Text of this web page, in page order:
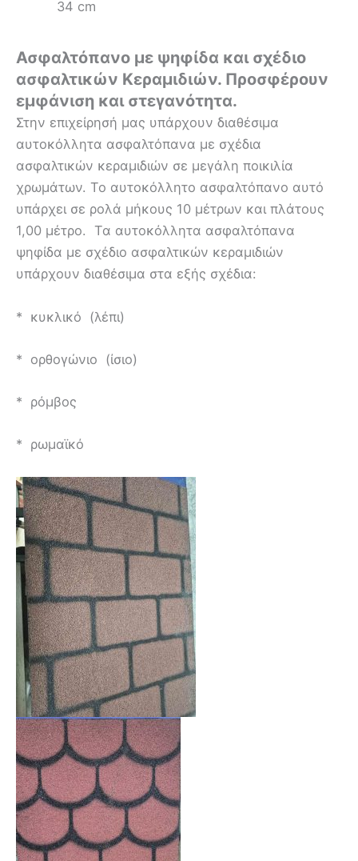
34 cm
Ασφαλτόπανο με ψηφίδα και σχέδιο
ασφαλτικών Κεραμιδιών. Προσφέρουν
εμφάνιση και στεγανότητα.
Στην επιχείρησή μας υπάρχουν διαθέσιμα
αυτοκόλλητα ασφαλτόπανα με σχέδια
ασφαλτικών κεραμιδιών σε μεγάλη ποικιλία
χρωμάτων. Το αυτοκόλλητο ασφαλτόπανο αυτό
υπάρχει σε ρολά μήκους 10 μέτρων και πλάτους
1,00 μέτρο. Τα αυτοκόλλητα ασφαλτόπανα
ψηφίδα με σχέδιο ασφαλτικών κεραμιδιών
υπάρχουν διαθέσιμα στα εξής σχέδια:
* κυκλικό (λέπι)
* ορθογώνιο (ίσιο)
* ρόμβος
* ρωμαϊκό